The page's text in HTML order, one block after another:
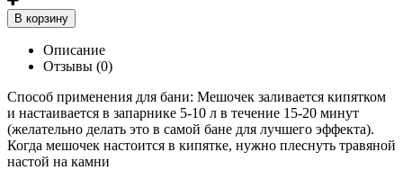
В корзину
Описание
Отзывы (0)
Способ применения для бани: Мешочек заливается кипятком
и настаивается в запарнике 5-10 л в течение 15-20 минут
(желательно делать это в самой бане для лучшего эффекта).
Когда мешочек настоится в кипятке, нужно плеснуть травяной
настой на камни